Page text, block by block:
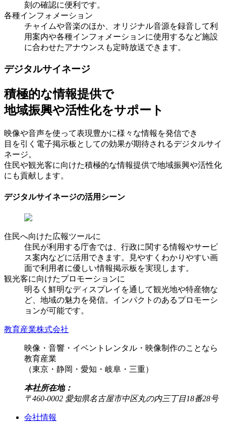
刻の確認に便利です。
各種インフォメーション
チャイムや音楽のほか、オリジナル音源を録音して利
用案内や各種インフォメーションに使用するなど施設
に合わせたアナウンスも定時放送できます。
デジタルサイネージ
積極的な情報提供で
地域振興や活性化をサポート
映像や音声を使って表現豊かに様々な情報を発信でき
目を引く電子掲示板としての効果が期待されるデジタルサイ
ネージ。
住民や観光客に向けた積極的な情報提供で地域振興や活性化
にも貢献します。
デジタルサイネージの活用シーン
住民へ向けた広報ツールに
住民が利用する庁舎では、行政に関する情報やサービ
ス案内などに活用できます。見やすくわかりやすい画
面で利用者に優しい情報掲示板を実現します。
観光客に向けたプロモーションに
明るく鮮明なディスプレイを通して観光地や特産物な
ど、地域の魅力を発信。インパクトのあるプロモーシ
ョンが可能です。
教育産業株式会社
映像・音響・イベントレンタル・映像制作のことなら
教育産業
（東京・静岡・愛知・岐阜・三重）
本社所在地：
〒460-0002 愛知県名古屋市中区丸の内三丁目18番28号
会社情報